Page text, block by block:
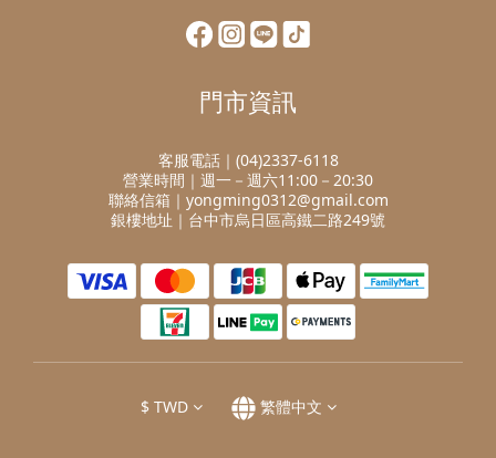
門市資訊
客服電話｜(04)2337-6118
營業時間｜週一－週六11:00－20:30
聯絡信箱｜yongming0312@gmail.com
銀樓地址｜台中市烏日區高鐵二路249號
$ TWD 繁體中文